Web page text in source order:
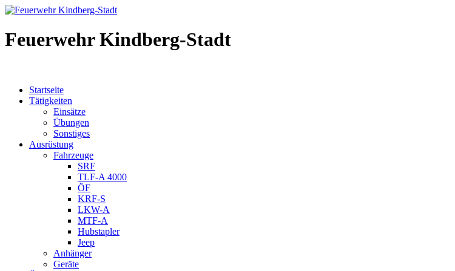
Feuerwehr Kindberg-Stadt
Startseite
Tätigkeiten
Einsätze
Übungen
Sonstiges
Ausrüstung
Fahrzeuge
SRF
TLF-A 4000
ÖF
KRF-S
LKW-A
MTF-A
Hubstapler
Jeep
Anhänger
Geräte